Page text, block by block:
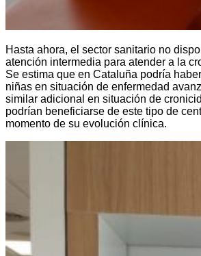
Hasta ahora, el sector sanitario no
atención intermedia para atender a la
Se estima que en Cataluña podría
niñas en situación de enfermedad
similar adicional en situación de
podrían beneficiarse de este tipo de
momento de su evolución clínica.